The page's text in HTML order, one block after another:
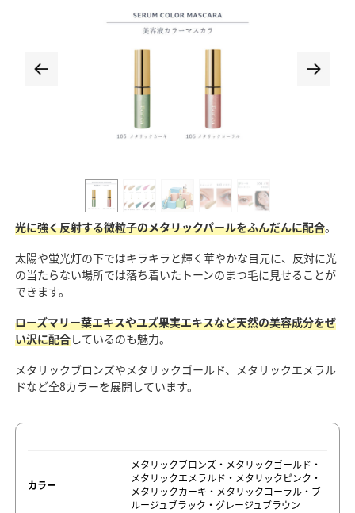
光に強く反射する微粒子のメタリックパールをふんだんに配合。
太陽や蛍光灯の下ではキラキラと輝く華やかな目元に、反対に光
の当たらない場所では落ち着いたトーンのまつ毛に見せることが
できます。
ローズマリー葉エキスやユズ果実エキスなど天然の美容成分をぜ
い沢に配合しているのも魅力。
メタリックブロンズやメタリックゴールド、メタリックエメラル
ドなど全8カラーを展開しています。
カラー
メタリックブロンズ・メタリックゴールド・
メタリックエメラルド・メタリックピンク・
メタリックカーキ・メタリックコーラル・ブ
ルージュブラック・グレージュブラウン